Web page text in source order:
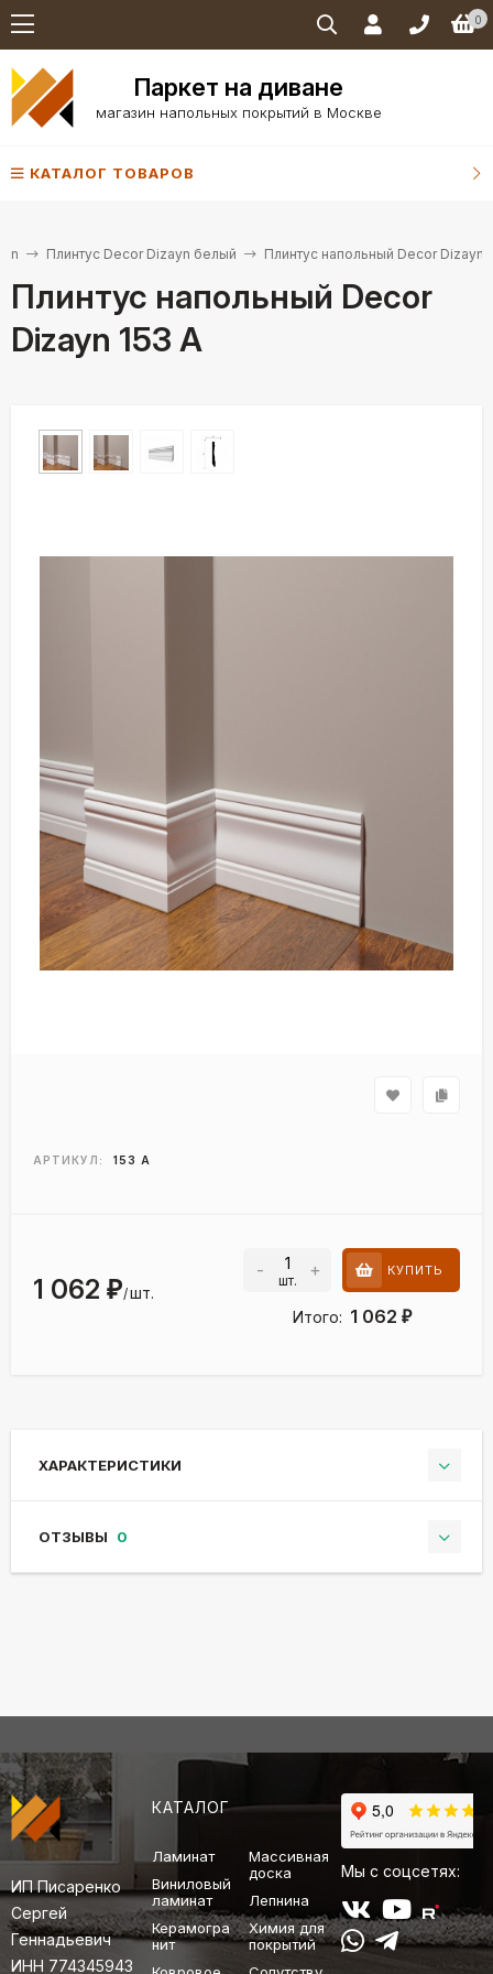
0
Паркет на диване
магазин напольных покрытий в Москве
КАТАЛОГ ТОВАРОВ
Плинтус Decor Dizayn белый Плинтус напольный Decor Dizayn
Плинтус напольный Decor
Dizayn 153 A
АРТИКУЛ: 153 A
1 062 ₽/шт.
- шт. + КУПИТЬ
Итого: 1 062 ₽
ХАРАКТЕРИСТИКИ
ОТЗЫВЫ 0
ИП Писаренко
Сергей
Геннадьевич
ИНН 774345943
КАТАЛОГ
Ламинат
Виниловый
ламинат
Керамогра
нит
Массивная
доска
Лепнина
Химия для
покрытий
Мы с соцсетях: